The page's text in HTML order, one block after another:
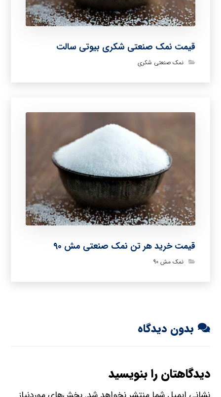
قیمت نمک صنعتی شکری بیوتی سالت
نمک صنعتی شکری
قیمت خرید هر تن نمک صنعتی مش 90
نمک مش 90
بدون دیدگاه
دیدگاهتان را بنویسید